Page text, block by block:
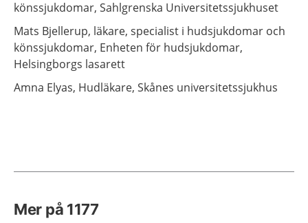
könssjukdomar, Sahlgrenska Universitetssjukhuset
Mats Bjellerup, läkare, specialist i hudsjukdomar och
könssjukdomar, Enheten för hudsjukdomar,
Helsingborgs lasarett
Amna Elyas, Hudläkare, Skånes universitetssjukhus
Mer på 1177